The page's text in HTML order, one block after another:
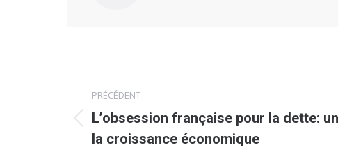
Navigation
article
PRÉCÉDENT
Article
précédent
L’obsession française pour la dette:
la croissance économique